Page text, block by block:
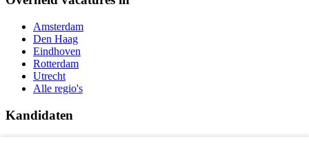
Amsterdam
Den Haag
Eindhoven
Rotterdam
Utrecht
Alle regio's
Kandidaten